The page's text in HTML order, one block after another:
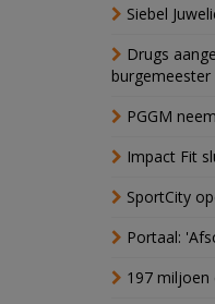
Siebel
Drugs
burgemeester
PGGM
Impact Fit
SportCity
Portaal:
197